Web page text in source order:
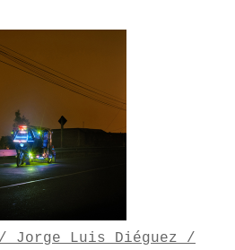
/ Jorge Luis Diéguez /